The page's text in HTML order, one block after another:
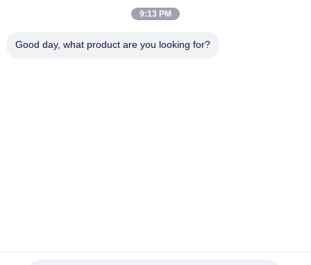
Μηχανή ψηφιακής απευθείας εκτύπωσης μελάνης
9:13 PM
Good day, what product are you looking for?